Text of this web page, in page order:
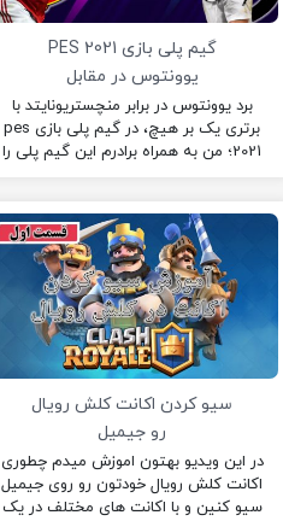
گیم پلی بازی PES 2021
یوونتوس در مقابل
منچستریونایتد
برد یوونتوس در برابر منچستریونایتد با
برتری یک بر هیچ، در گیم پلی بازی pes
2021؛ من به همراه برادرم این گیم پلی را
سیو کردن اکانت کلش رویال
رو جیمیل
در این ویدیو بهتون اموزش میدم چطوری
اکانت کلش رویال خودتون رو روی جیمیل
سیو کنین و با اکانت های مختلف در یک